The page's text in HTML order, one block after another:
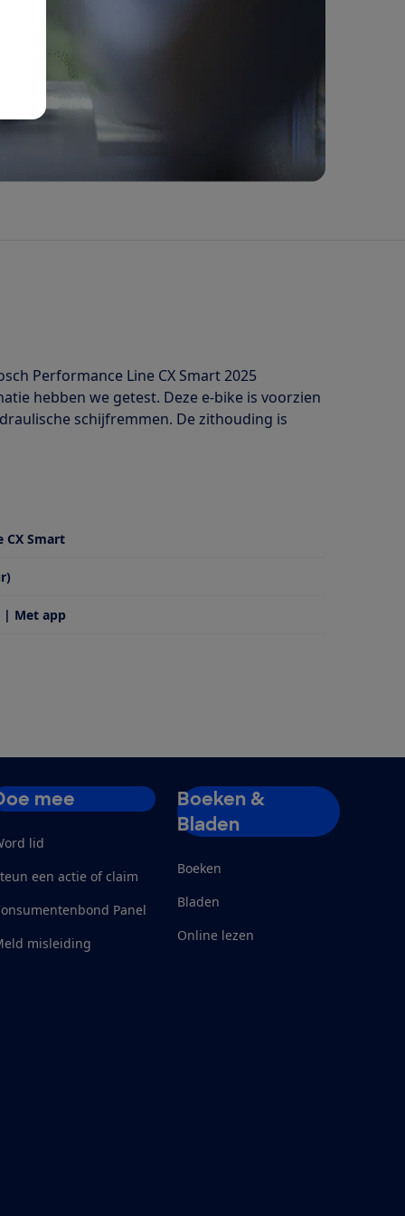
Performance Line CX Smart 2025
hebben we getest. Deze e-bike is voorzien
schijfremmen. De zithouding is
CX Smart
| Met app
mee
lid
een actie of claim
Panel
misleiding
Boeken &
Bladen
Boeken
Bladen
Online lezen